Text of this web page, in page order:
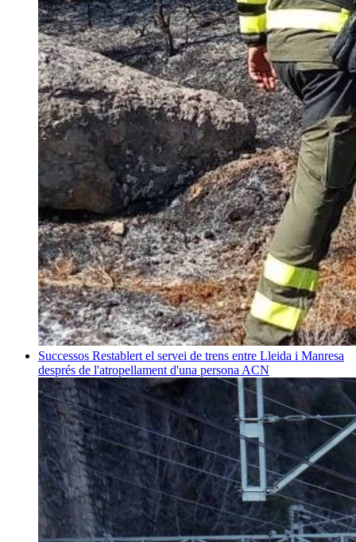
Successos Restablert el servei de trens entre Lleida i Manresa
després de l'atropellament d'una persona ACN